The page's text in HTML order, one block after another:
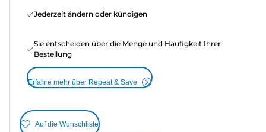
Jederzeit ändern oder kündigen
Sie entscheiden über die Menge und Häufigkeit Ihrer
Bestellung
Erfahre mehr über Repeat & Save
Auf die Wunschliste